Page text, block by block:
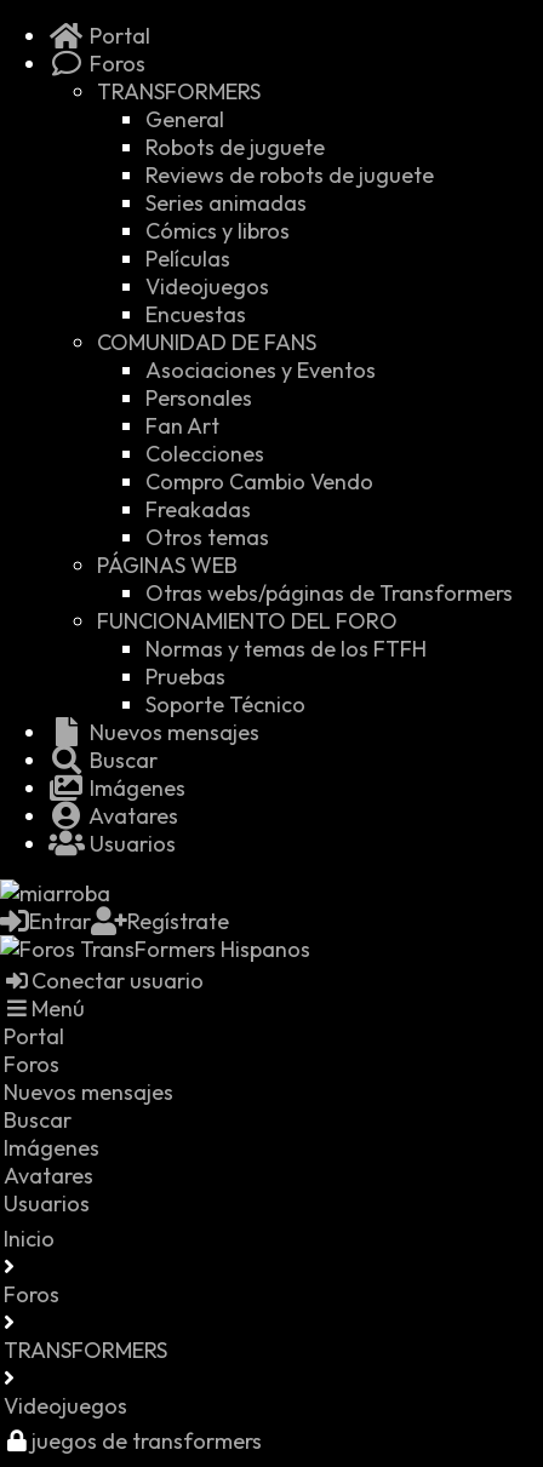
Portal
Foros
TRANSFORMERS
General
Robots de juguete
Reviews de robots de juguete
Series animadas
Cómics y libros
Películas
Videojuegos
Encuestas
COMUNIDAD DE FANS
Asociaciones y Eventos
Personales
Fan Art
Colecciones
Compro Cambio Vendo
Freakadas
Otros temas
PÁGINAS WEB
Otras webs/páginas de Transformers
FUNCIONAMIENTO DEL FORO
Normas y temas de los FTFH
Pruebas
Soporte Técnico
Nuevos mensajes
Buscar
Imágenes
Avatares
Usuarios
Entrar Regístrate
Conectar usuario
Menú
Portal
Foros
Nuevos mensajes
Buscar
Imágenes
Avatares
Usuarios
Inicio
Foros
TRANSFORMERS
Videojuegos
juegos de transformers